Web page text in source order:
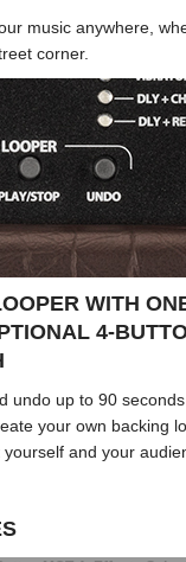
music anywhere,
corner.
WITH
4-
undo up to 90
your own backing
and your